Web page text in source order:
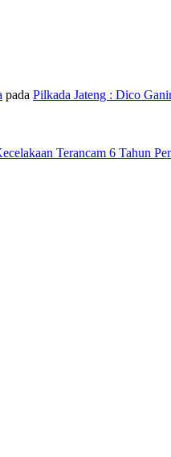
pada Pilkada Jateng : Dico
Terancam 6 Tahun